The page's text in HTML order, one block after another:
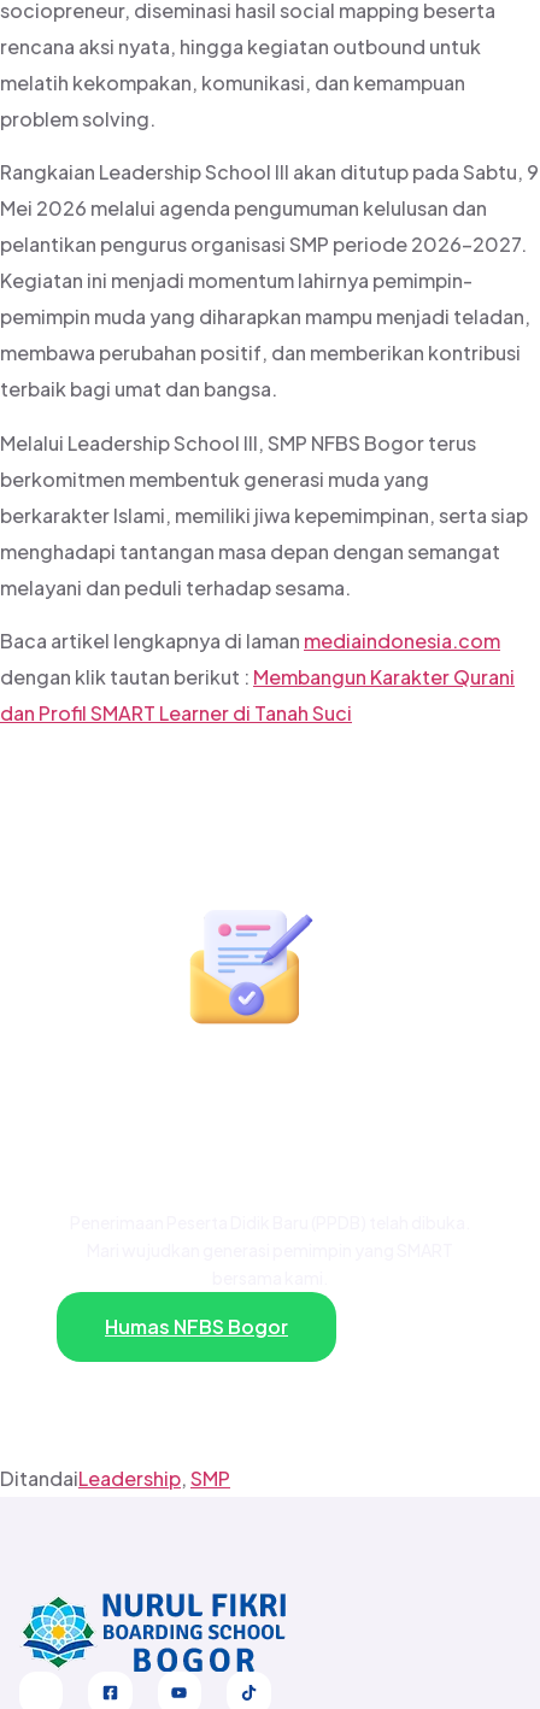
sociopreneur, diseminasi hasil social mapping beserta
rencana aksi nyata, hingga kegiatan outbound untuk
melatih kekompakan, komunikasi, dan kemampuan
problem solving.
Rangkaian Leadership School III akan ditutup pada Sabtu, 9
Mei 2026 melalui agenda pengumuman kelulusan dan
pelantikan pengurus organisasi SMP periode 2026–2027.
Kegiatan ini menjadi momentum lahirnya pemimpin-
pemimpin muda yang diharapkan mampu menjadi teladan,
membawa perubahan positif, dan memberikan kontribusi
terbaik bagi umat dan bangsa.
Melalui Leadership School III, SMP NFBS Bogor terus
berkomitmen membentuk generasi muda yang
berkarakter Islami, memiliki jiwa kepemimpinan, serta siap
menghadapi tantangan masa depan dengan semangat
melayani dan peduli terhadap sesama.
Baca artikel lengkapnya di laman mediaindonesia.com
dengan klik tautan berikut : Membangun Karakter Qurani
dan Profil SMART Learner di Tanah Suci
Humas NFBS Bogor
DitandaiLeadership,SMP